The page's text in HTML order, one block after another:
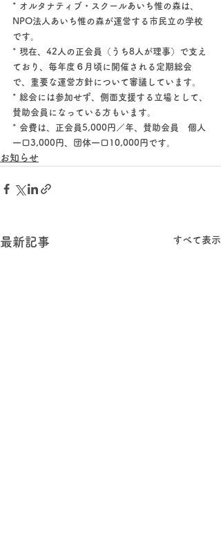
* オルタナティブ・スクールあいち惟の森は、
NPO法人あいち惟の森が運営する市民立の学校
です。
* 現在、42人の正会員（うち8人が理事）で支え
ており、毎年度６月頃に開催される定期総会
で、重要な運営方針について審議しています。
* 総会には参加せず、側面支援する立場として、
賛助会員になっている方もいます。
* 会費は、正会員5,000円／年、賛助会員　個人
一口3,000円、団体一口10,000円です。
お知らせ
最新記事 すべて表示